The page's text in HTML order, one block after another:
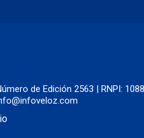
de Edición 2563 | RNPI: